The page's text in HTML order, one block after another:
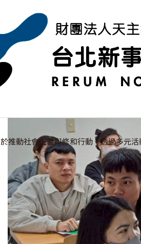
於推動社會正義與修和行動，透過多